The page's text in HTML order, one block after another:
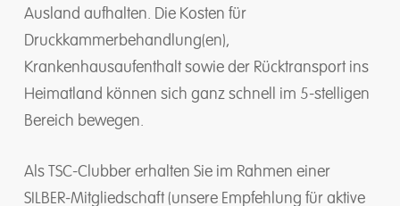
Ausland aufhalten. Die Kosten für
Druckkammerbehandlung(en),
Krankenhausaufenthalt sowie der Rücktransport ins
Heimatland können sich ganz schnell im 5-stelligen
Bereich bewegen.
Als TSC-Clubber erhalten Sie im Rahmen einer
SILBER-Mitgliedschaft (unsere Empfehlung für aktive